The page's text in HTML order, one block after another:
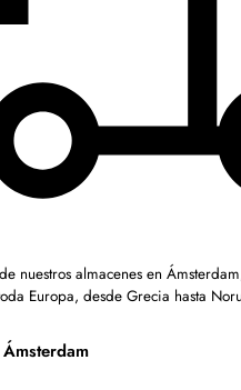
nuestros almacenes en
Europa, desde Grecia hasta